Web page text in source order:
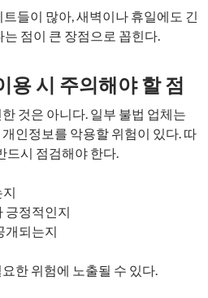
들이 많아, 새벽이나 휴일에도 긴
점이 큰 장점으로 꼽힌다.
용 시 주의해야 할 점
것은 아니다. 일부 불법 업체는
인정보를 악용할 위험이 있다. 따
드시 점검해야 한다.
긍정적인지
개되는지
한 위험에 노출될 수 있다.